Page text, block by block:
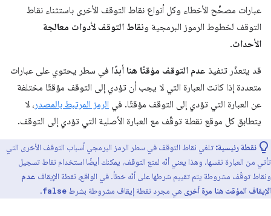
عبارات مصحِّح الأخطاء وكل أنواع نقاط التوقف الأخرى باستثناء نقاط
التوقف لخطوط الرموز البرمجية ونقاط التوقف لأدوات معالجة
الأحداث.
قد يتعذّر تنفيذ عدم التوقف مؤقتًا هنا أبدًا في سطر يحتوي على عبارات
متعددة إذا كانت العبارة التي لا يجب أن تؤدي إلى التوقف مؤقتًا مختلفة
عن العبارة التي تؤدي إلى التوقف مؤقتًا. في الرمز المرتبط بالمصدر ، لا
يتطابق كل موقع نقطة توقّف مع العبارة الأصلية التي تؤدي إلى التوقف.
نقطة رئيسية: تلغي نقاط التوقف في سطر الرمز البرمجي أسباب التوقف الأخرى التي
تأتي من العبارة نفسها. وهذا يعني أنّه لمنع التوقف، يمكنك أيضًا استخدام نقاط تسجيل
ونقاط توقّف مشروطة يتم تقييم شرطها على أنّه خطأ. في الواقع، نقطة الإيقاف عدم
الإيقاف المؤقت هنا مرة أخرى هي مجرد نقطة إيقاف مشروطة بشرط false
.